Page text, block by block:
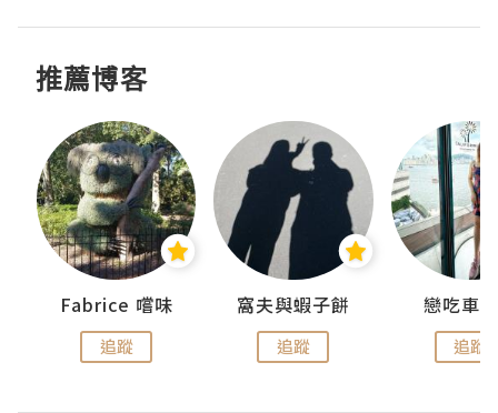
推薦博客
Fabrice 嚐味
追蹤
窩夫與蝦子餅
追蹤
戀吃車
追蹤